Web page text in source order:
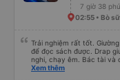
7 giờ 38
02:55 • Bò
Trải nghiệm rất tốt.
để đọc sách được. Drap
nghi, chạy êm. Bác tài và
trung chuyển về nội
Xem thêm